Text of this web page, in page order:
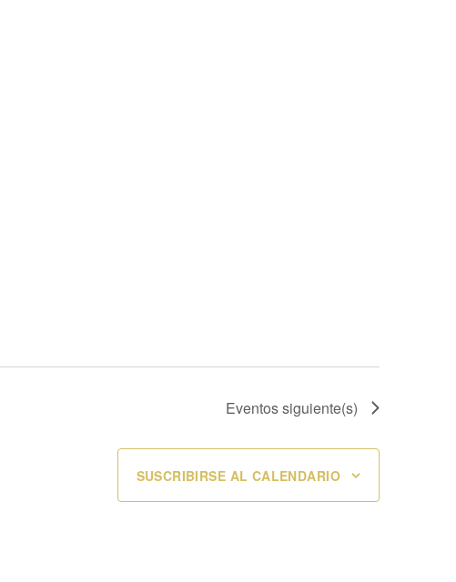
Eventossiguiente(s)
SUSCRIBIRSE AL CALENDARIO